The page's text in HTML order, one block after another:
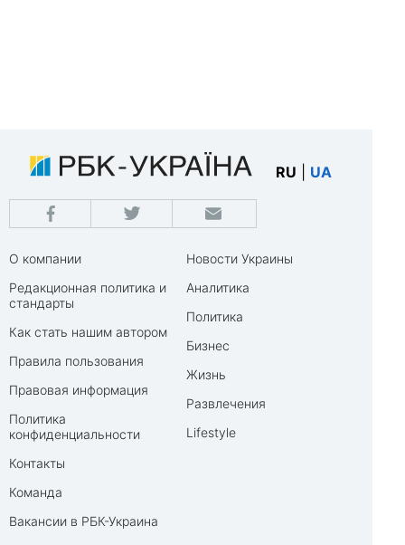
RU UA
О компании
Редакционная политика и
стандарты
Как стать нашим автором
Правила пользования
Правовая информация
Политика
конфиденциальности
Контакты
Команда
Вакансии в РБК-Украина
Новости Украины
Аналитика
Политика
Бизнес
Жизнь
Развлечения
Lifestyle